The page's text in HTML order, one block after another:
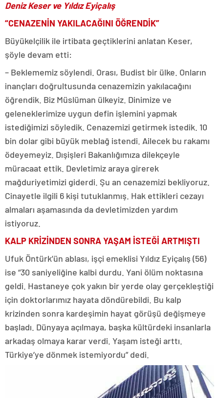
Deniz Keser ve Yıldız Eyiçalış
“CENAZENİN YAKILACAĞINI ÖĞRENDİK”
Büyükelçilik ile irtibata geçtiklerini anlatan Keser,
şöyle devam etti:
– Beklememiz söylendi. Orası, Budist bir ülke. Onların
inançları doğrultusunda cenazemizin yakılacağını
öğrendik. Biz Müslüman ülkeyiz. Dinimize ve
geleneklerimize uygun defin işlemini yapmak
istediğimizi söyledik. Cenazemizi getirmek istedik. 10
bin dolar gibi büyük meblağ istendi. Ailecek bu rakamı
ödeyemeyiz. Dışişleri Bakanlığımıza dilekçeyle
müracaat ettik. Devletimiz araya girerek
mağduriyetimizi giderdi. Şu an cenazemizi bekliyoruz.
Cinayetle ilgili 6 kişi tutuklanmış. Hak ettikleri cezayı
almaları aşamasında da devletimizden yardım
istiyoruz.
KALP KRİZİNDEN SONRA YAŞAM İSTEĞİ ARTMIŞTI
Ufuk Öntürk’ün ablası, işçi emeklisi Yıldız Eyiçalış (56)
ise “30 saniyeliğine kalbi durdu. Yani ölüm noktasına
geldi. Hastaneye çok yakın bir yerde olay gerçekleştiği
için doktorlarımız hayata döndürebildi. Bu kalp
krizinden sonra kardeşimin hayat görüşü değişmeye
başladı. Dünyaya açılmaya, başka kültürdeki insanlarla
arkadaş olmaya karar verdi. Yaşam isteği arttı.
Türkiye’ye dönmek istemiyordu” dedi.